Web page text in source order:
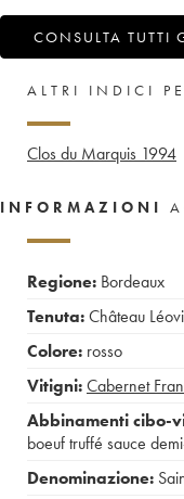
CONSULTA TUTTI
ALTRI INDICI
Clos du Marquis 1994
INFORMAZIONI
Regione: Bordeaux
Tenuta:Château
Colore: rosso
Vitigni:Cabernet
Abbinamenti cibo-
boeuf truffé sauce
Denominazione: